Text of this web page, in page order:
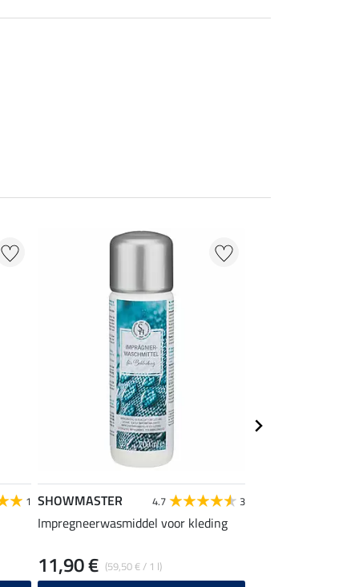
1 SHOWMASTER 4.7 3
Impregneerwasmiddel voor kleding
(59,50 € / 1 l)
11,90 €